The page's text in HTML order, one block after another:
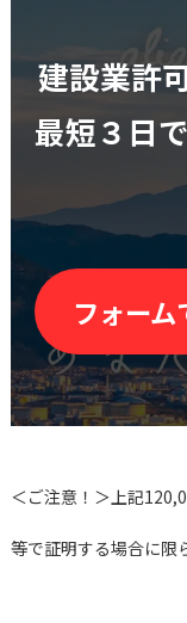
建設業許
最短３日
フォーム
＜ご注意！＞上記
等で証明する場合に限